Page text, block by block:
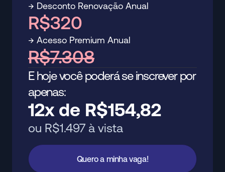
→ Desconto Renovação Anual
R$320
→ Acesso Premium Anual
R$7.308
E hoje você poderá se inscrever por
apenas:
12x de R$154,82
ou R$1.497 à vista
Quero a minha vaga!